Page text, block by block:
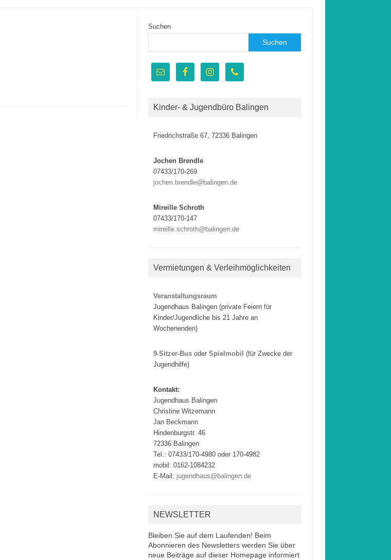
Suchen
Suchen
Kinder- & Jugendbüro Balingen
Friedrichstraße 67, 72336 Balingen
Jochen Brendle
07433/170-269
jochen.brendle@balingen.de
Mireille Schroth
07433/170-147
mireille.schroth@balingen.de
Vermietungen & Verleihmöglichkeiten
Veranstaltungsraum
Jugendhaus Balingen (private Feiern für
Kinder/Jugendliche bis 21 Jahre an
Wochenenden)
9-Sitzer-Bus oderSpielmobil (für Zwecke der
Jugendhilfe)
Kontakt:
Jugendhaus Balingen
Christine Witzemann
Jan Beckmann
Hindenburgstr. 46
72336 Balingen
Tel.: 07433/170-4980 oder 170-4982
mobil: 0162-1084232
E-Mail: jugendhaus@balingen.de
NEWSLETTER
Bleiben Sie auf dem Laufenden! Beim
Abonnieren des Newsletters werden Sie über
neue Beiträge auf dieser Homepage informiert